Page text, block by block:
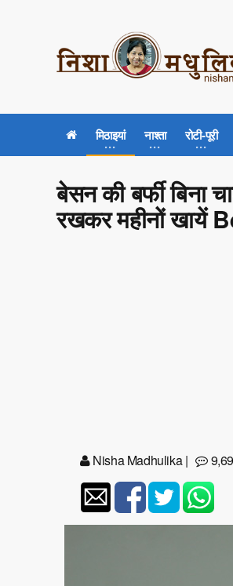
मिठाइयां नाश्ता रोटी-पूरी
बेसन की बर्फी बिना
रखकर महीनों खायें
Nisha Madhulika|